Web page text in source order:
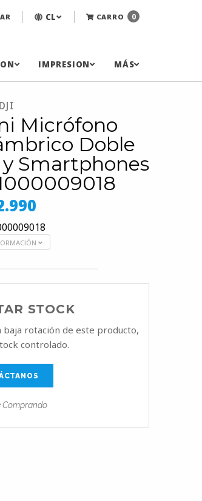
CL CARRO 0
IMPRESION MÁS
DJI
Micrófono
Doble
Smartphones
STOCK
baja rotación de este producto,
controlado.
Comprando